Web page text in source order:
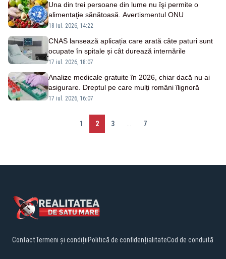
Una din trei persoane din lume nu îşi permite o
alimentaţie sănătoasă. Avertismentul ONU
18 iul. 2026, 14:22
CNAS lansează aplicația care arată câte paturi sunt
ocupate în spitale și cât durează internările
17 iul. 2026, 18:07
Analize medicale gratuite în 2026, chiar dacă nu ai
asigurare. Dreptul pe care mulți români îlignoră
17 iul. 2026, 16:07
1 2 3 7
ContactTermeni și condițiiPolitică de confidențialitateCod de conduită